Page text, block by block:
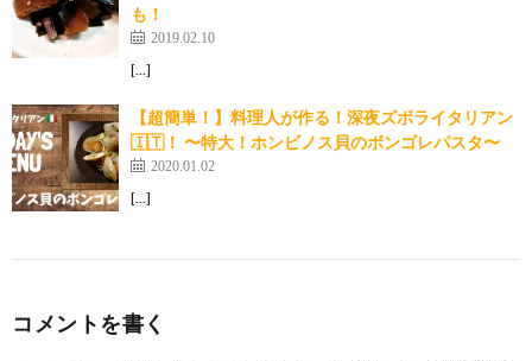
も！
2019.02.10
[…]
【超簡単！】料理人が作る！深夜ズボライタリアン
🇮🇹！ 〜特大！ホンビノス貝のボンゴレパスタ〜
2020.01.02
[…]
コメントを書く